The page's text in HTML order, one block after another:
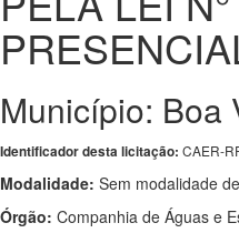
Município: Boa
Identificador desta licitação: CAER-
Modalidade: Sem modalidade
Órgão: Companhia de Águas e